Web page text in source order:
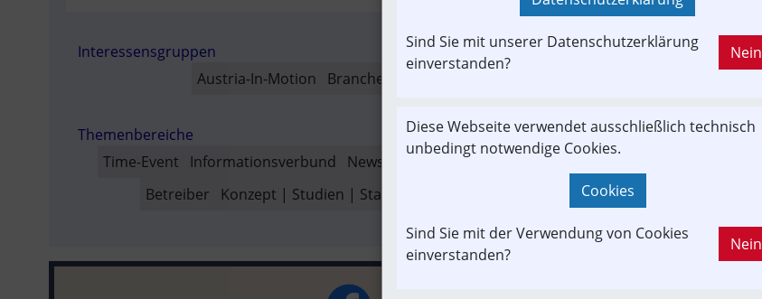
SOLD OUT
Interessensgruppen
Austria-In-Motion
Branchenbeitrag
Themenbereiche
Time-Event
Informationsverbund Newslink PKW & LKW Verkehrspolitik
Betreiber
Konzept | Studien | Statistik Forschung & Innovation Infrastruktur
Sind Sie mit unserer Datenschutzerklärung
einverstanden?
Nein
Diese Webseite verwendet ausschließlich technisch
unbedingt notwendige Cookies.
Cookies
Sind Sie mit der Verwendung von Cookies
einverstanden?
Nein